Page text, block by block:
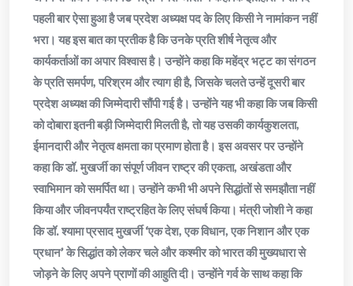
पहली बार ऐसा हुआ है जब प्रदेश अध्यक्ष पद के लिए किसी ने नामांकन नहीं
भरा। यह इस बात का प्रतीक है कि उनके प्रति शीर्ष नेतृत्व और
कार्यकर्ताओं का अपार विश्वास है। उन्होंने कहा कि महेंद्र भट्ट का संगठन
के प्रति समर्पण, परिश्रम और त्याग ही है, जिसके चलते उन्हें दूसरी बार
प्रदेश अध्यक्ष की जिम्मेदारी सौंपी गई है। उन्होंने यह भी कहा कि जब किसी
को दोबारा इतनी बड़ी जिम्मेदारी मिलती है, तो यह उसकी कार्यकुशलता,
ईमानदारी और नेतृत्व क्षमता का प्रमाण होता है। इस अवसर पर उन्होंने
कहा कि डॉ. मुखर्जी का संपूर्ण जीवन राष्ट्र की एकता, अखंडता और
स्वाभिमान को समर्पित था। उन्होंने कभी भी अपने सिद्धांतों से समझौता नहीं
किया और जीवनपर्यंत राष्ट्रहित के लिए संघर्ष किया। मंत्री जोशी ने कहा
कि डॉ. श्यामा प्रसाद मुखर्जी ‘एक देश, एक विधान, एक निशान और एक
प्रधान’ के सिद्धांत को लेकर चले और कश्मीर को भारत की मुख्यधारा से
जोड़ने के लिए अपने प्राणों की आहुति दी। उन्होंने गर्व के साथ कहा कि